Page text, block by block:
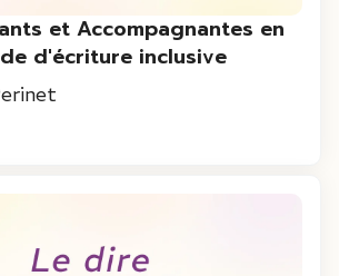
et Accompagnantes en
d'écriture inclusive